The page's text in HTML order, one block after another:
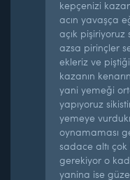
kepçenizi
acın yavaşça
açık
azsa pirinçler
ekleriz ve
kazanın
yani yemeği
yapıyoruz
yemeye
oynamaması
sadace altı
gerekiyor o
yanina ise